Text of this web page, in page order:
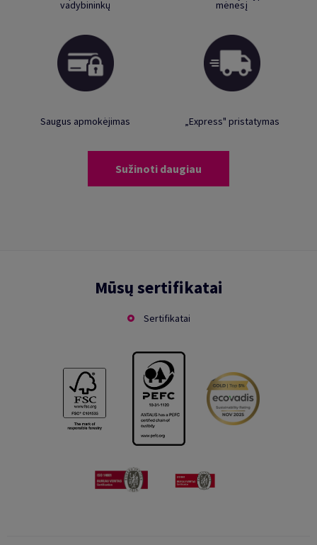
vadybininkų mėnesį
Saugus apmokėjimas „Express" pristatymas
Sužinoti daugiau
Mūsų sertifikatai
Sertifikatai